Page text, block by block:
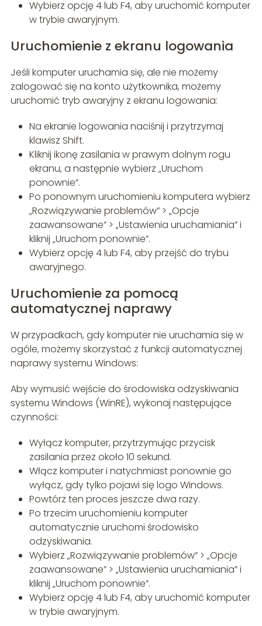
Wybierz opcję 4 lub F4, aby uruchomić komputer
w trybie awaryjnym.
Uruchomienie z ekranu logowania
Jeśli komputer uruchamia się, ale nie możemy
zalogować się na konto użytkownika, możemy
uruchomić tryb awaryjny z ekranu logowania:
Na ekranie logowania naciśnij i przytrzymaj
klawisz Shift.
Kliknij ikonę zasilania w prawym dolnym rogu
ekranu, a następnie wybierz „Uruchom
ponownie”.
Po ponownym uruchomieniu komputera wybierz
„Rozwiązywanie problemów” > „Opcje
zaawansowane” > „Ustawienia uruchamiania” i
kliknij „Uruchom ponownie”.
Wybierz opcję 4 lub F4, aby przejść do trybu
awaryjnego.
Uruchomienie za pomocą
automatycznej naprawy
W przypadkach, gdy komputer nie uruchamia się w
ogóle, możemy skorzystać z funkcji automatycznej
naprawy systemu Windows:
Aby wymusić wejście do środowiska odzyskiwania
systemu Windows (WinRE), wykonaj następujące
czynności:
Wyłącz komputer, przytrzymując przycisk
zasilania przez około 10 sekund.
Włącz komputer i natychmiast ponownie go
wyłącz, gdy tylko pojawi się logo Windows.
Powtórz ten proces jeszcze dwa razy.
Po trzecim uruchomieniu komputer
automatycznie uruchomi środowisko
odzyskiwania.
Wybierz „Rozwiązywanie problemów” > „Opcje
zaawansowane” > „Ustawienia uruchamiania” i
kliknij „Uruchom ponownie”.
Wybierz opcję 4 lub F4, aby uruchomić komputer
w trybie awaryjnym.